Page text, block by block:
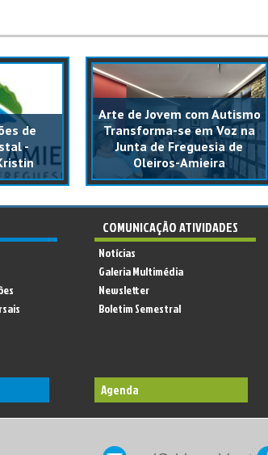
de
-
Arte de Jovem com Autismo
Transforma-se em Voz na
Junta de Freguesia de
Oleiros-Amieira
COMUNICAÇÃO ATIVIDADES
Notícias
Galeria Multimédia
Newsletter
Boletim Semestral
Agenda